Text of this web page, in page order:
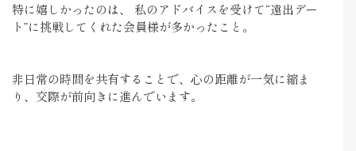
特に嬉しかったのは、 私のアドバイスを受けて“遠出デー
ト”に挑戦してくれた会員様が多かったこと。
非日常の時間を共有することで、心の距離が一気に縮ま
り、交際が前向きに進んでいます。